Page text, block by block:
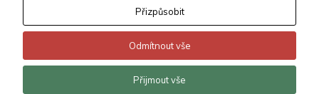
Vytvořeno veline.cz
Přizpůsobit
Odmítnout vše
Přijmout vše